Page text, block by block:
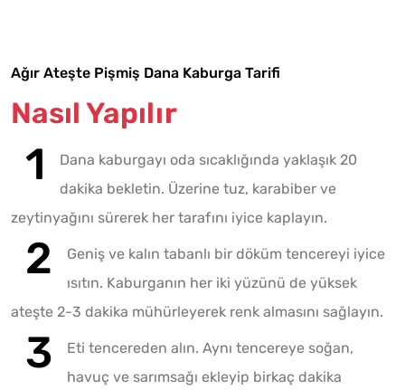
Ağır Ateşte Pişmiş Dana Kaburga Tarifi
Nasıl Yapılır
Dana kaburgayı oda sıcaklığında yaklaşık 20
dakika bekletin. Üzerine tuz, karabiber ve
zeytinyağını sürerek her tarafını iyice kaplayın.
Geniş ve kalın tabanlı bir döküm tencereyi iyice
ısıtın. Kaburganın her iki yüzünü de yüksek
ateşte 2-3 dakika mühürleyerek renk almasını sağlayın.
Eti tencereden alın. Aynı tencereye soğan,
havuç ve sarımsağı ekleyip birkaç dakika